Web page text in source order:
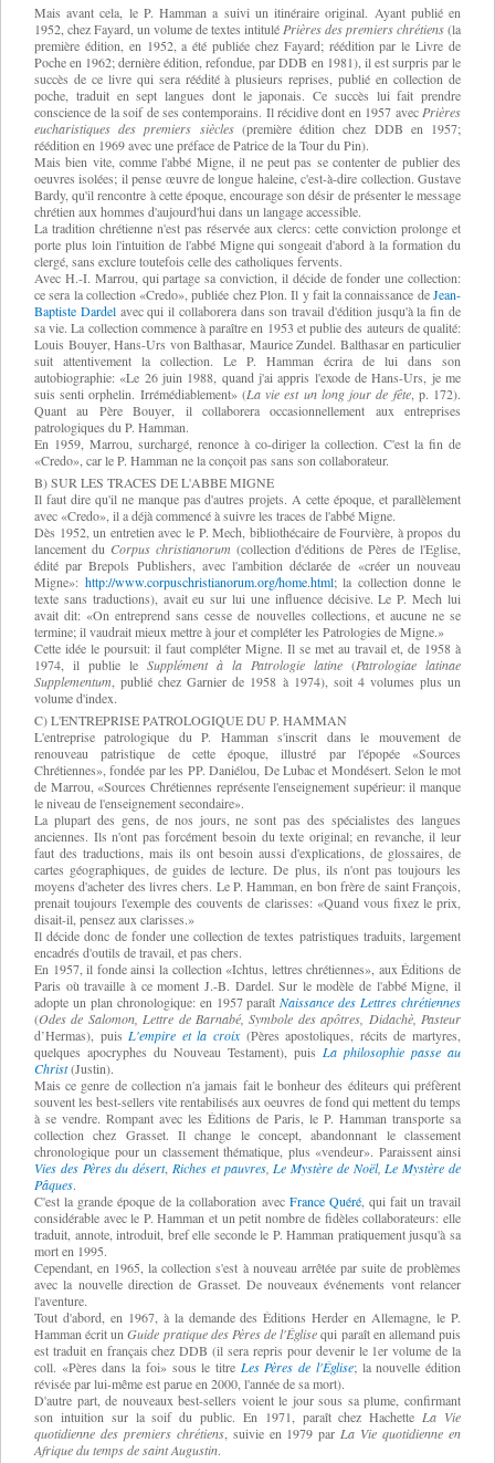
Mais avant cela, le P. Hamman a suivi un itinéraire original. Ayant publié en
1952, chez Fayard, un volume de textes intitulé Prières des premiers chrétiens(la
première édition, en 1952, a été publiée chez Fayard; réédition par le Livre de
Poche en 1962; dernière édition, refondue, par DDB en 1981), il est surpris par le
succès de ce livre qui sera réédité à plusieurs reprises, publié en collection de
poche, traduit en sept langues dont le japonais. Ce succès lui fait prendre
conscience de la soif de ses contemporains. Il récidive dont en 1957 avec Prières
eucharistiques des premiers siècles(première édition chez DDB en 1957;
réédition en 1969 avec une préface de Patrice de la Tour du Pin).
Mais bien vite, comme l'abbé Migne, il ne peut pas se contenter de publier des
oeuvres isolées; il pense œuvre de longue haleine, c'est-à-dire collection. Gustave
Bardy, qu'il rencontre à cette époque, encourage son désir de présenter le message
chrétien aux hommes d'aujourd'hui dans un langage accessible.
La tradition chrétienne n'est pas réservée aux clercs: cette conviction prolonge et
porte plus loin l'intuition de l'abbé Migne qui songeait d'abord à la formation du
clergé, sans exclure toutefois celle des catholiques fervents.
Avec H.-I. Marrou, qui partage sa conviction, il décide de fonder une collection:
ce sera la collection «Credo», publiée chez Plon. Il y fait la connaissance deJean-
Baptiste Dardelavec qui il collaborera dans son travail d'édition jusqu'à la fin de
sa vie. La collection commence à paraître en 1953 et publie des auteurs de qualité:
Louis Bouyer, Hans-Urs von Balthasar, Maurice Zundel. Balthasar en particulier
suit attentivement la collection. Le P. Hamman écrira de lui dans son
autobiographie: «Le 26 juin 1988, quand j'ai appris l'exode de Hans-Urs, je me
suis senti orphelin. Irrémédiablement» (La vie est un long jour de fête, p. 172).
Quant au Père Bouyer, il collaborera occasionnellement aux entreprises
patrologiques du P. Hamman.
En 1959, Marrou, surchargé, renonce à co-diriger la collection. C'est la fin de
«Credo», car le P. Hamman ne la conçoit pas sans son collaborateur.
B) SUR LES TRACES DE L'ABBE MIGNE
Il faut dire qu'il ne manque pas d'autres projets. A cette époque, et parallèlement
avec «Credo», il a déjà commencé à suivre les traces de l'abbé Migne.
Dès 1952, un entretien avec le P. Mech, bibliothécaire de Fourvière, à propos du
lancement du Corpus christianorum (collection d'éditions de Pères de l'Eglise,
édité par Brepols Publishers, avec l'ambition déclarée de «créer un nouveau
Migne»: http://www.corpuschristianorum.org/home.html; la collection donne le
texte sans traductions), avait eu sur lui une influence décisive. Le P. Mech lui
avait dit: «On entreprend sans cesse de nouvelles collections, et aucune ne se
termine; il vaudrait mieux mettre à jour et compléter les Patrologies de Migne.»
Cette idée le poursuit: il faut compléter Migne. Il se met au travail et, de 1958 à
1974, il publie le Supplément à la Patrologie latine (Patrologiae latinae
Supplementum , publié chez Garnier de 1958 à 1974), soit 4 volumes plus un
volume d'index.
C) L'ENTREPRISE PATROLOGIQUE DU P. HAMMAN
L'entreprise patrologique du P. Hamman s'inscrit dans le mouvement de
renouveau patristique de cette époque, illustré par l'épopée «Sources
Chrétiennes», fondée par les PP. Daniélou, De Lubac et Mondésert. Selon le mot
de Marrou, «Sources Chrétiennes représente l'enseignement supérieur: il manque
le niveau de l'enseignement secondaire».
La plupart des gens, de nos jours, ne sont pas des spécialistes des langues
anciennes. Ils n'ont pas forcément besoin du texte original; en revanche, il leur
faut des traductions, mais ils ont besoin aussi d'explications, de glossaires, de
cartes géographiques, de guides de lecture. De plus, ils n'ont pas toujours les
moyens d'acheter des livres chers. Le P. Hamman, en bon frère de saint François,
prenait toujours l'exemple des couvents de clarisses: «Quand vous fixez le prix,
disait-il, pensez aux clarisses.»
Il décide donc de fonder une collection de textes patristiques traduits, largement
encadrés d'outils de travail, et pas chers.
En 1957, il fonde ainsi la collection «Ichtus, lettres chrétiennes», aux Éditions de
Paris où travaille à ce moment J.-B. Dardel. Sur le modèle de l'abbé Migne, il
adopte un plan chronologique: en 1957 paraîtNaissance des Lettres chrétiennes
(Odes de Salomon, Lettre de Barnabé, Symbole des apôtres, Didachè, Pasteur
d’Hermas), puis L'empire et la croix(Pères apostoliques, récits de martyres,
quelques apocryphes du Nouveau Testament), puis La philosophie passe au
Christ(Justin).
Mais ce genre de collection n'a jamais fait le bonheur des éditeurs qui préfèrent
souvent les best-sellers vite rentabilisés aux oeuvres de fond qui mettent du temps
à se vendre. Rompant avec les Éditions de Paris, le P. Hamman transporte sa
collection chez Grasset. Il change le concept, abandonnant le classement
chronologique pour un classement thématique, plus «vendeur». Paraissent ainsi
Vies des Pères du désert, Riches et pauvres, Le Mystère de Noël, Le Mystère de
Pâques.
C'est la grande époque de la collaboration avec France Quéré, qui fait un travail
considérable avec le P. Hamman et un petit nombre de fidèles collaborateurs: elle
traduit, annote, introduit, bref elle seconde le P. Hamman pratiquement jusqu'à sa
mort en 1995.
Cependant, en 1965, la collection s'est à nouveau arrêtée par suite de problèmes
avec la nouvelle direction de Grasset. De nouveaux événements vont relancer
l'aventure.
Tout d'abord, en 1967, à la demande des Éditions Herder en Allemagne, le P.
Hamman écrit unGuide pratique des Pères de l'Églisequi paraît en allemand puis
est traduit en français chez DDB (il sera repris pour devenir le 1er volume de la
coll. «Pères dans la foi» sous le titre Les Pères de l'Église; la nouvelle édition
révisée par lui-même est parue en 2000, l'année de sa mort).
D'autre part, de nouveaux best-sellers voient le jour sous sa plume, confirmant
son intuition sur la soif du public. En 1971, paraît chez Hachette La Vie
quotidienne des premiers chrétiens, suivie en 1979 par La Vie quotidienne en
Afrique du temps de saint Augustin.